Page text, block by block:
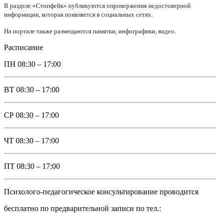
В разделе «Стопфейк» публикуются опровержения недостоверной
информации, которая появляется в социальных сетях.
На портале также размещаются памятки, инфографики, видео.
Расписание
ПН 08:30 – 17:00
ВТ 08:30 – 17:00
СР 08:30 – 17:00
ЧТ 08:30 – 17:00
ПТ 08:30 – 17:00
Психолого-педагогическое консультирование проводится
бесплатно по предварительной записи по тел.: